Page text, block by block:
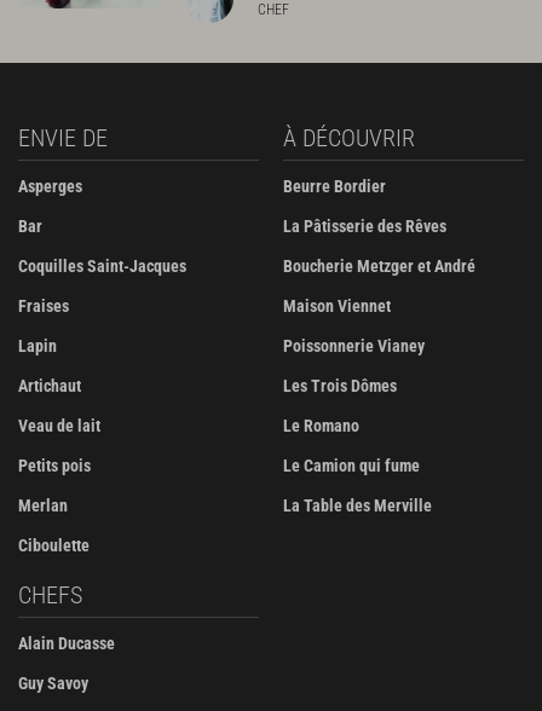
CHEF
ENVIE DE
Asperges
Bar
Coquilles Saint-Jacques
Fraises
Lapin
Artichaut
Veau de lait
Petits pois
Merlan
Ciboulette
À DÉCOUVRIR
Beurre Bordier
La Pâtisserie des Rêves
Boucherie Metzger et André
Maison Viennet
Poissonnerie Vianey
Les Trois Dômes
Le Romano
Le Camion qui fume
La Table des Merville
CHEFS
Alain Ducasse
Guy Savoy